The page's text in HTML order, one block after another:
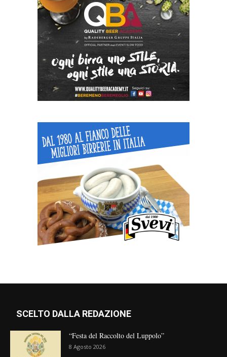
SCELTO DALLA REDAZIONE
“Festa del Raccolto del Luppolo”
8 Agosto 2026